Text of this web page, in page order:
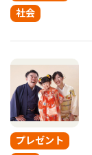
社会
プレゼント